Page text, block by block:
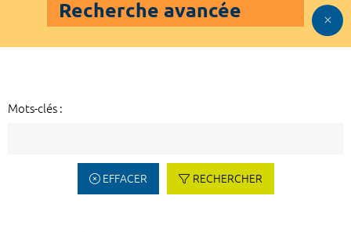
Recherche avancée
Mots-clés :
EFFACER RECHERCHER